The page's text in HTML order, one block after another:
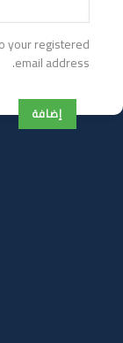
your registered
email address.